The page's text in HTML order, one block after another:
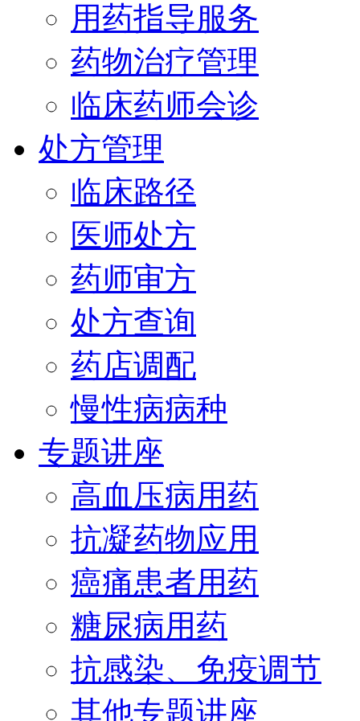
用药指导服务
药物治疗管理
临床药师会诊
处方管理
临床路径
医师处方
药师审方
处方查询
药店调配
慢性病病种
专题讲座
高血压病用药
抗凝药物应用
癌痛患者用药
糖尿病用药
抗感染、免疫调节
其他专题讲座